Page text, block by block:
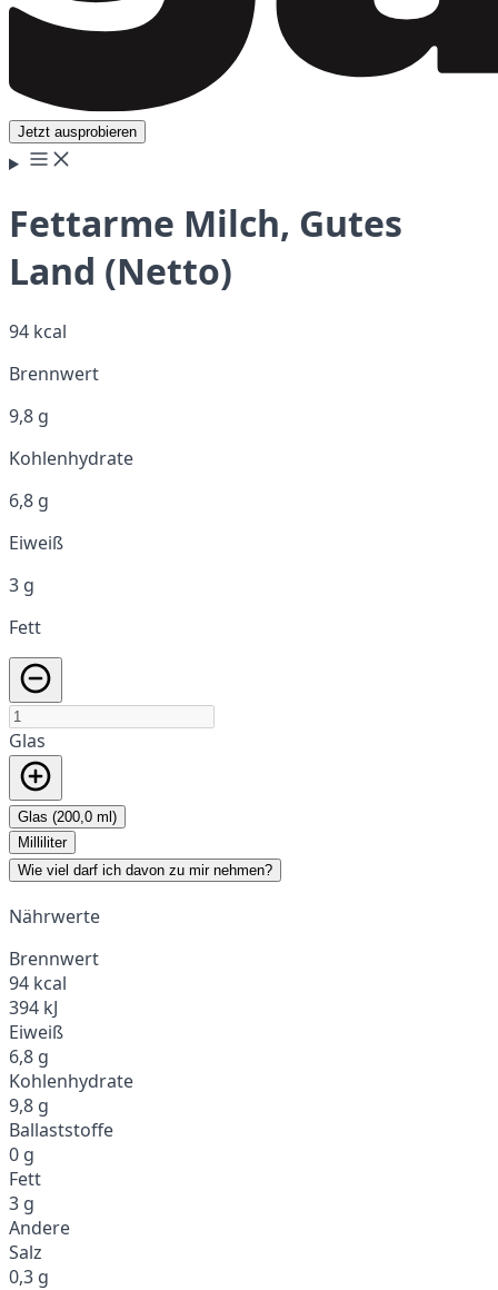
Jetzt ausprobieren
Fettarme Milch, Gutes
Land (Netto)
94 kcal
Brennwert
9,8 g
Kohlenhydrate
6,8 g
Eiweiß
3 g
Fett
Glas
Glas (200,0 ml)
Milliliter
Wie viel darf ich davon zu mir nehmen?
Nährwerte
Brennwert
94 kcal
394 kJ
Eiweiß
6,8 g
Kohlenhydrate
9,8 g
Ballaststoffe
0 g
Fett
3 g
Andere
Salz
0,3 g